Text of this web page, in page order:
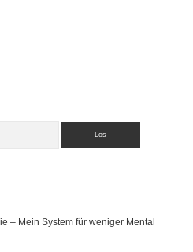
– Mein System für weniger Mental